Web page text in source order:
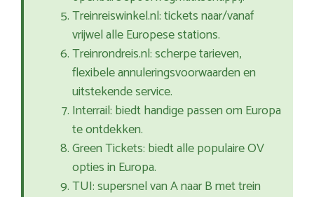
Treinreiswinkel.nl: tickets naar/vanaf
vrijwel alle Europese stations.
Treinrondreis.nl: scherpe tarieven,
flexibele annuleringsvoorwaarden en
uitstekende service.
Interrail: biedt handige passen om Europa
te ontdekken.
Green Tickets: biedt alle populaire OV
opties in Europa.
TUI: supersnel van A naar B met trein